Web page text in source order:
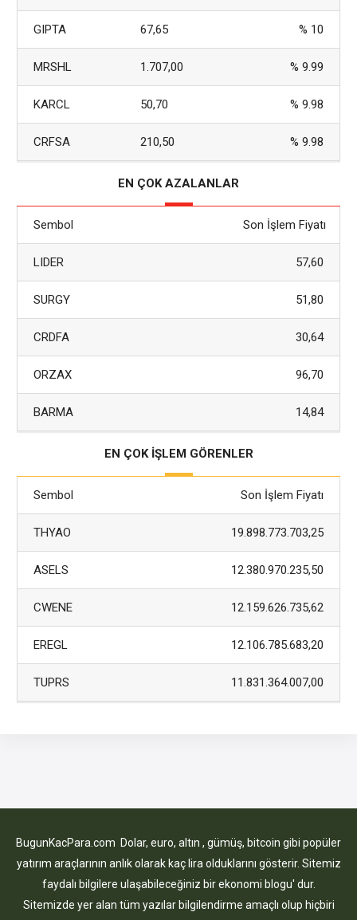
GIPTA 67,65 % 10
MRSHL 1.707,00 % 9.99
KARCL 50,70 % 9.98
CRFSA 210,50 % 9.98
EN ÇOK AZALANLAR
Sembol Son İşlem Fiyatı
LIDER 57,60
SURGY 51,80
CRDFA 30,64
ORZAX 96,70
BARMA 14,84
EN ÇOK İŞLEM GÖRENLER
Sembol Son İşlem Fiyatı
THYAO 19.898.773.703,25
ASELS 12.380.970.235,50
CWENE 12.159.626.735,62
EREGL 12.106.785.683,20
TUPRS 11.831.364.007,00
BugunKacPara.com Dolar, euro, altın , gümüş, bitcoin gibi popüler
yatırım araçlarının anlık olarak kaç lira olduklarını gösterir. Sitemiz
faydalı bilgilere ulaşabileceğiniz bir ekonomi blogu' dur.
Sitemizde yer alan tüm yazılar bilgilendirme amaçlı olup hiçbiri